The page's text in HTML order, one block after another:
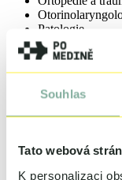
Souhlas
Tato webová
K personalizaci
Patologie
Pediatrie
Plastická chirurgie
Pneumologie a
Radiační
Radiologie a
Revmatologie
Soudní lékařství
Urgentní